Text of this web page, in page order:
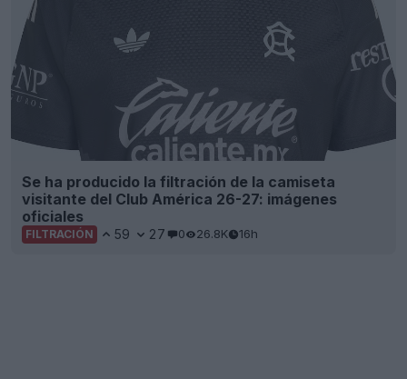
Se ha producido la filtración de la camiseta
visitante del Club América 26-27: imágenes
oficiales
FILTRACIÓN 59 27 0 26.8K 16h